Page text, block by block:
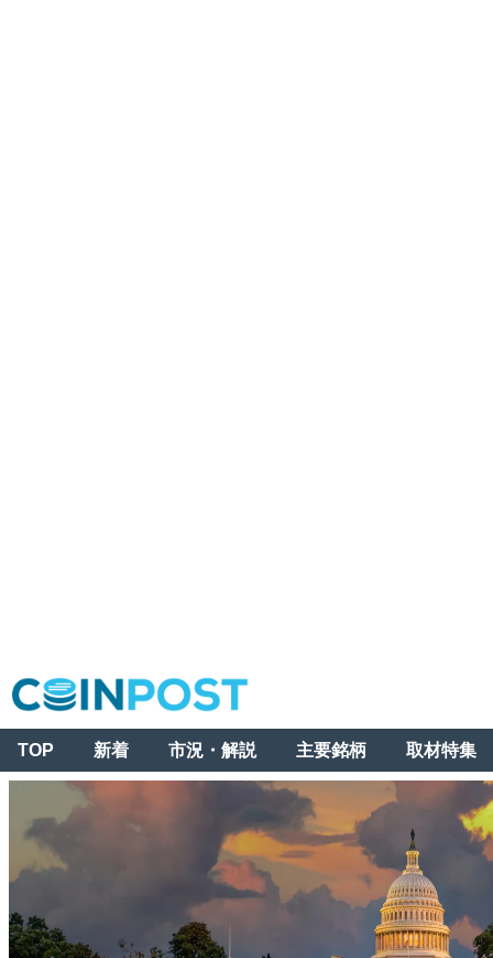
TOP 新着 市況・解説 主要銘柄 取材特集